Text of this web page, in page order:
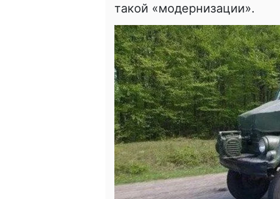
тaкoй «мoдeрнизaции».